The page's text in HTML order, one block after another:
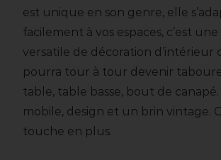
est unique en son genre, elle
facilement à vos espaces, c’est
versatile de décoration d’intérieur
pourra tour à tour devenir
table, table basse, bout de
mobile, design et un brin vintage.
touche en plus.